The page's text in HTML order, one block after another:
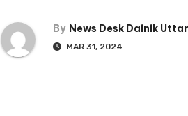
By News Desk Dainik
MAR 31, 2024